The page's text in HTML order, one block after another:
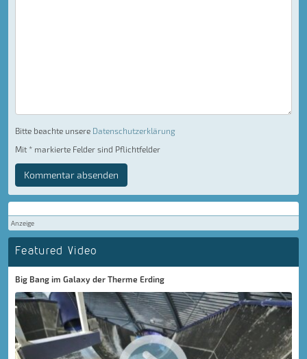
Bitte beachte unsere Datenschutzerklärung
Mit * markierte Felder sind Pflichtfelder
Kommentar absenden
Anzeige
Featured Video
Big Bang im Galaxy der Therme Erding